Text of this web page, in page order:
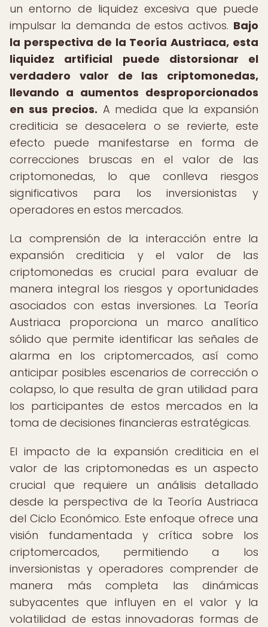
un entorno de liquidez excesiva que puede
impulsar la demanda de estos activos. Bajo
la perspectiva de la Teoría Austriaca, esta
liquidez artificial puede distorsionar el
verdadero valor de las criptomonedas,
llevando a aumentos desproporcionados
en sus precios. A medida que la expansión
crediticia se desacelera o se revierte, este
efecto puede manifestarse en forma de
correcciones bruscas en el valor de las
criptomonedas, lo que conlleva riesgos
significativos para los inversionistas y
operadores en estos mercados.
La comprensión de la interacción entre la
expansión crediticia y el valor de las
criptomonedas es crucial para evaluar de
manera integral los riesgos y oportunidades
asociados con estas inversiones. La Teoría
Austriaca proporciona un marco analítico
sólido que permite identificar las señales de
alarma en los criptomercados, así como
anticipar posibles escenarios de corrección o
colapso, lo que resulta de gran utilidad para
los participantes de estos mercados en la
toma de decisiones financieras estratégicas.
El impacto de la expansión crediticia en el
valor de las criptomonedas es un aspecto
crucial que requiere un análisis detallado
desde la perspectiva de la Teoría Austriaca
del Ciclo Económico. Este enfoque ofrece una
visión fundamentada y crítica sobre los
criptomercados, permitiendo a los
inversionistas y operadores comprender de
manera más completa las dinámicas
subyacentes que influyen en el valor y la
volatilidad de estas innovadoras formas de